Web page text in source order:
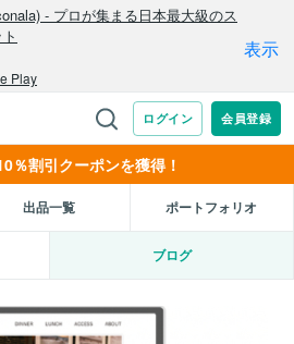
％割引クーポンを獲得！
出品一覧 ポートフォリオ
ブログ